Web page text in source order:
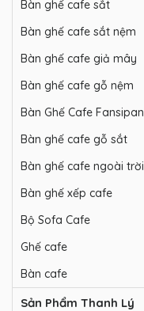
Bàn ghế cafe sắt
Bàn ghế cafe sắt nệm
Bàn ghế cafe giả mây
Bàn ghế cafe gỗ nệm
Bàn Ghế Cafe Fansipan
Bàn ghế cafe gỗ sắt
Bàn ghế cafe ngoài trời
Bàn ghế xếp cafe
Bộ Sofa Cafe
Ghế cafe
Bàn cafe
Sản Phẩm Thanh Lý